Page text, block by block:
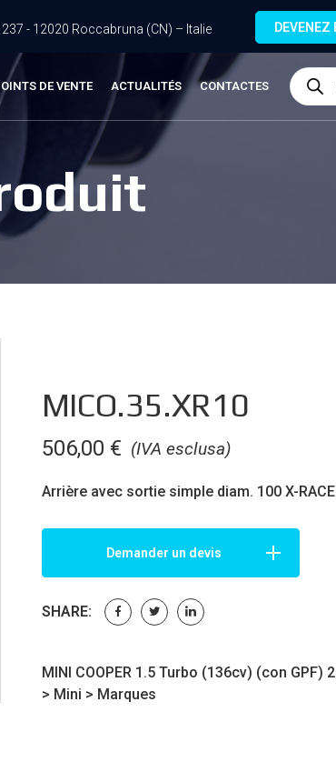
- 12020 Roccabruna (CN) – Italie DEVENEZ
DE VENTE ACTUALITÉS CONTACTES
MICO.35.XR10
(IVA esclusa)
506,00 €
Arrière avec sortie simple diam. 100 X-RACE
Demander un devis
SHARE:
MINI COOPER 1.5 Turbo (136cv) (con GPF)
> Mini > Marques